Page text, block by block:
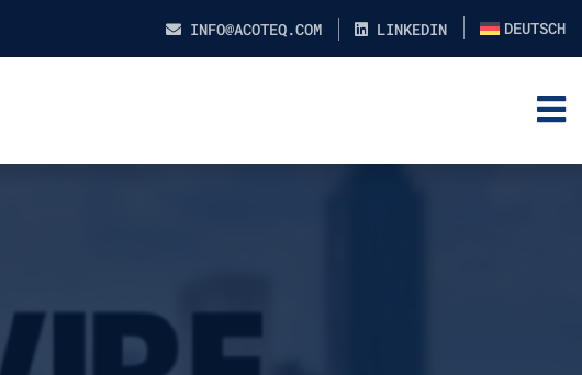
INFO@ACOTEQ.COM LINKEDIN DEUTSCH